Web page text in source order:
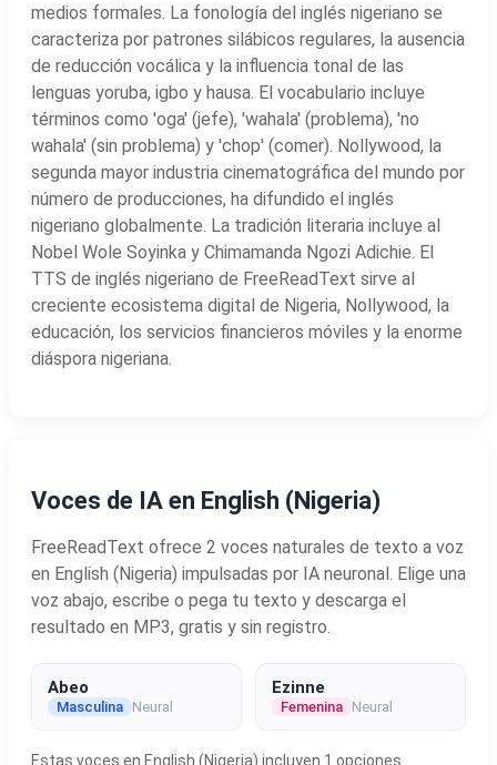
medios formales. La fonología del inglés nigeriano se
caracteriza por patrones silábicos regulares, la ausencia
de reducción vocálica y la influencia tonal de las
lenguas yoruba, igbo y hausa. El vocabulario incluye
términos como 'oga' (jefe), 'wahala' (problema), 'no
wahala' (sin problema) y 'chop' (comer). Nollywood, la
segunda mayor industria cinematográfica del mundo por
número de producciones, ha difundido el inglés
nigeriano globalmente. La tradición literaria incluye al
Nobel Wole Soyinka y Chimamanda Ngozi Adichie. El
TTS de inglés nigeriano de FreeReadText sirve al
creciente ecosistema digital de Nigeria, Nollywood, la
educación, los servicios financieros móviles y la enorme
diáspora nigeriana.
Voces de IA en English (Nigeria)
FreeReadText ofrece 2 voces naturales de texto a voz
en English (Nigeria) impulsadas por IA neuronal. Elige una
voz abajo, escribe o pega tu texto y descarga el
resultado en MP3, gratis y sin registro.
Abeo
Masculina Neural
Ezinne
Femenina Neural
Estas voces en English (Nigeria) incluyen 1 opciones